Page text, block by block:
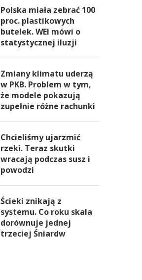
Polska miała zebrać 100
proc. plastikowych
butelek. WEI mówi o
statystycznej iluzji
Zmiany klimatu uderzą
w PKB. Problem w tym,
że modele pokazują
zupełnie różne rachunki
Chcieliśmy ujarzmić
rzeki. Teraz skutki
wracają podczas susz i
powodzi
Ścieki znikają z
systemu. Co roku skala
dorównuje jednej
trzeciej Śniardw